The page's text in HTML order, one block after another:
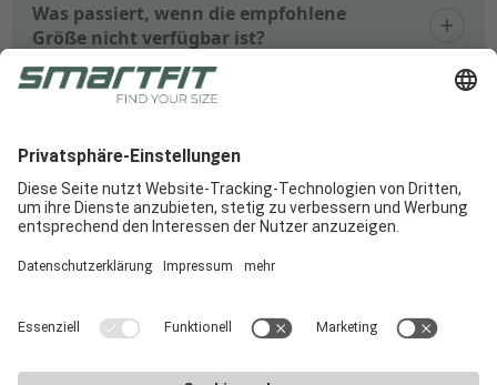
Was passiert, wenn die empfohlene
Größe nicht verfügbar ist?
Kann Smartfit auch schon vor der
Wie hilft das Smartfit Bike-Sizing dabei,
Kaufentscheidungen zu vereinfachen?